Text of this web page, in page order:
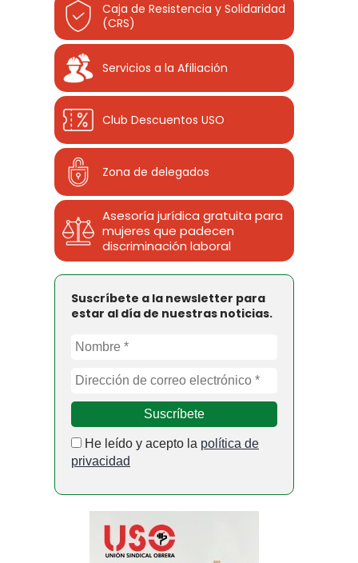
Caja de Resistencia y Solidaridad
(CRS)
Servicios a la Afiliación
Club Descuentos USO
Zona de delegados
Asesoría jurídica gratuita para
mujeres que padecen
discriminación laboral
Suscríbete a la newsletter para
estar al día de nuestras noticias.
He leído y acepto la política de
privacidad